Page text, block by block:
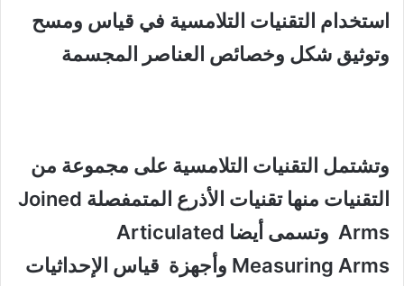
استخدام التقنيات التلامسية في قياس ومسح
وتوثيق شكل وخصائص العناصر المجسمة
وتشتمل التقنيات التلامسية على مجموعة من
التقنيات منها تقنيات الأذرع المتمفصلة Joined
Arms وتسمى أيضا Articulated
Measuring Arms وأجهزة قياس الإحداثيات